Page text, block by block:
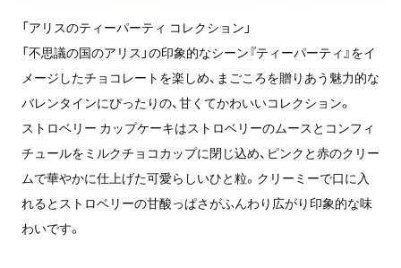
「アリスのティーパーティ コレクション」
「不思議の国のアリス」の印象的なシーン『ティーパーティ』をイ
メージしたチョコレートを楽しめ、まごころを贈りあう魅力的な
バレンタインにぴったりの、甘くてかわいいコレクション。
ストロベリー カップケーキはストロベリーのムースとコンフィ
チュールをミルクチョコカップに閉じ込め、ピンクと赤のクリー
ムで華やかに仕上げた可愛らしいひと粒。クリーミーで口に入
れるとストロベリーの甘酸っぱさがふんわり広がり印象的な味
わいです。